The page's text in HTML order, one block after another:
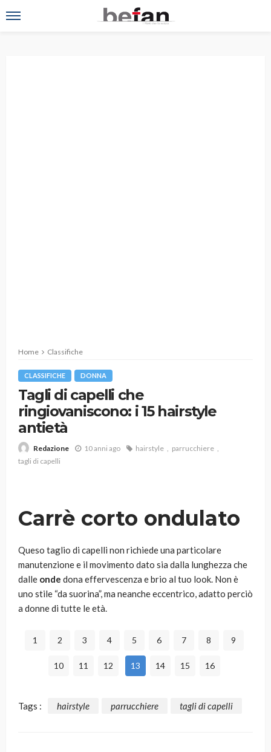
Home Classifiche
CLASSIFICHE DONNA
Tagli di capelli che
ringiovaniscono: i 15 hairstyle
antietà
Redazione 10 anni ago hairstyle
parrucchiere
tagli di capelli
Carrè corto ondulato
Queso taglio di capelli non richiede una particolare
manutenzione e il movimento dato sia dalla lunghezza che
dalle onde dona effervescenza e brio al tuo look. Non è
uno stile “da suorina”, ma neanche eccentrico, adatto perciò
a donne di tutte le età.
1 2 3 4 5 6 7 8 9
10 11 12 13 14 15 16
Tags : hairstyle parrucchiere tagli di capelli